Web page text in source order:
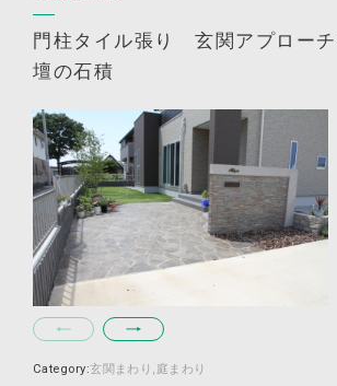
Category:玄関まわり 庭まわり
門柱タイル張り 玄関アプロー
壇の石積